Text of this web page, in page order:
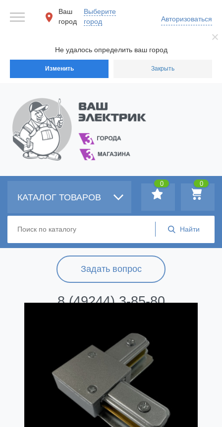
Не удалось определить ваш город
Изменить Закрыть
Ваш
город
Выберите
город
Авторизоваться
Задать вопрос
8 (49244) 3-85-80
КАТАЛОГ ТОВАРОВ
0
0